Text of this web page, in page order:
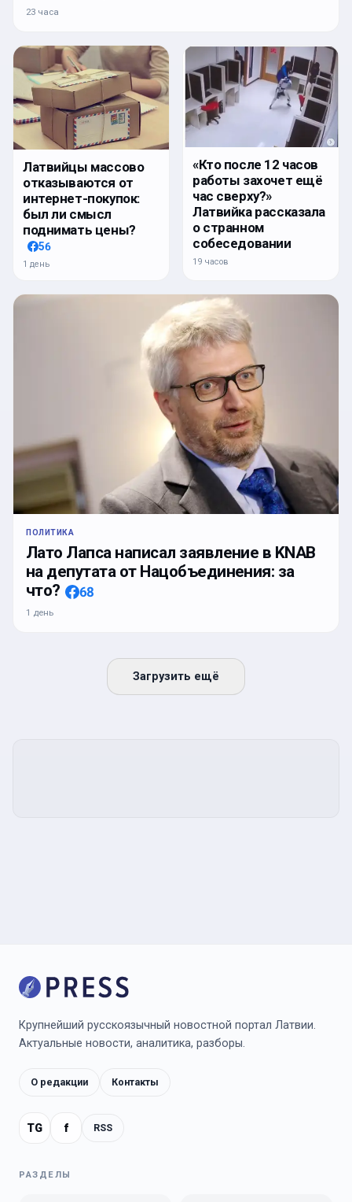
23 часа
Латвийцы массово
отказываются от
интернет-покупок:
был ли смысл
поднимать цены?
56
1 день
«Кто после 12 часов
работы захочет ещё
час сверху?»
Латвийка рассказала
о странном
собеседовании
19 часов
ПОЛИТИКА
Лато Лапса написал заявление в KNAB
на депутата от Нацобъединения: за
что?
68
1 день
Загрузить ещё
Крупнейший русскоязычный новостной портал Латвии.
Актуальные новости, аналитика, разборы.
О редакции Контакты
TG f RSS
РАЗДЕЛЫ